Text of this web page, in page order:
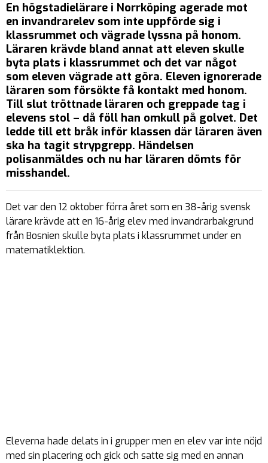
En högstadielärare i Norrköping agerade mot
en invandrarelev som inte uppförde sig i
klassrummet och vägrade lyssna på honom.
Läraren krävde bland annat att eleven skulle
byta plats i klassrummet och det var något
som eleven vägrade att göra. Eleven ignorerade
läraren som försökte få kontakt med honom.
Till slut tröttnade läraren och greppade tag i
elevens stol – då föll han omkull på golvet. Det
ledde till ett bråk inför klassen där läraren även
ska ha tagit strypgrepp. Händelsen
polisanmäldes och nu har läraren dömts för
misshandel.
Det var den 12 oktober förra året som en 38-årig svensk
lärare krävde att en 16-årig elev med invandrarbakgrund
från Bosnien skulle byta plats i klassrummet under en
matematiklektion.
Eleverna hade delats in i grupper men en elev var inte nöjd
med sin placering och gick och satte sig med en annan